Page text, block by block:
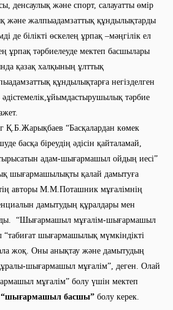
денсаулық және спорт, салауатты өмір
және жалпыадамзаттық құндылықтарды
де білікті өскелең ұрпақ –мәңгілік ел
ұрпақ тәрбиелеуде мектеп басшылары
қазақ халқының ұлттық
құндылықтарға негізделген
тәрбие
Қ.Б.Жарықбаев “Басқалардан көмек
басқа біреудің әдісін қайталамай,
адам-шығармашыл ойдың иесі”
шығармашылықты қалай дамытуға
авторы М.М.Поташник мұғалімнің
дамытудың құралдары мен
“Шығармашыл мұғалім-шығармашыл
“табиғат шығармашылық мүмкіндікті
жоқ. Оны анықтау және дамытудың
шығармашыл мұғалім”, деген. Олай
мұғалім” болу үшін мектеп
“шығармашыл басшы” болу керек.